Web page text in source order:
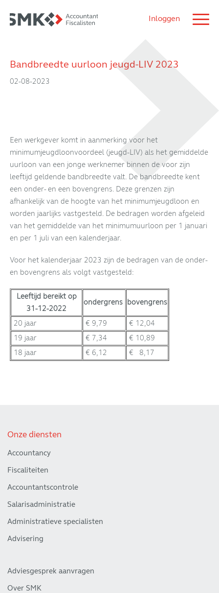
Inloggen
Bandbreedte uurloon jeugd-LIV 2023
02-08-2023
Een werkgever komt in aanmerking voor het
minimumjeugdloonvoordeel (jeugd-LIV) als het gemiddelde
uurloon van een jonge werknemer binnen de voor zijn
leeftijd geldende bandbreedte valt. De bandbreedte kent
een onder- en een bovengrens. Deze grenzen zijn
afhankelijk van de hoogte van het minimumjeugdloon en
worden jaarlijks vastgesteld. De bedragen worden afgeleid
van het gemiddelde van het minimumuurloon per 1 januari
en per 1 juli van een kalenderjaar.
Voor het kalenderjaar 2023 zijn de bedragen van de onder-
en bovengrens als volgt vastgesteld:
Leeftijd bereikt op
31-12-2022
ondergrens bovengrens
20 jaar € 9,79
€ 12,04
19 jaar
€ 7,34
€ 10,89
18 jaar
€ 6,12 € 8,17
Onze diensten
Accountancy
Fiscaliteiten
Accountantscontrole
Salarisadministratie
Administratieve specialisten
Advisering
Adviesgesprek aanvragen
Over SMK